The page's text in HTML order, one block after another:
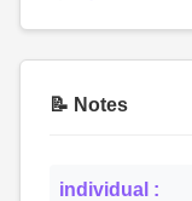
📝 Notes
individual :